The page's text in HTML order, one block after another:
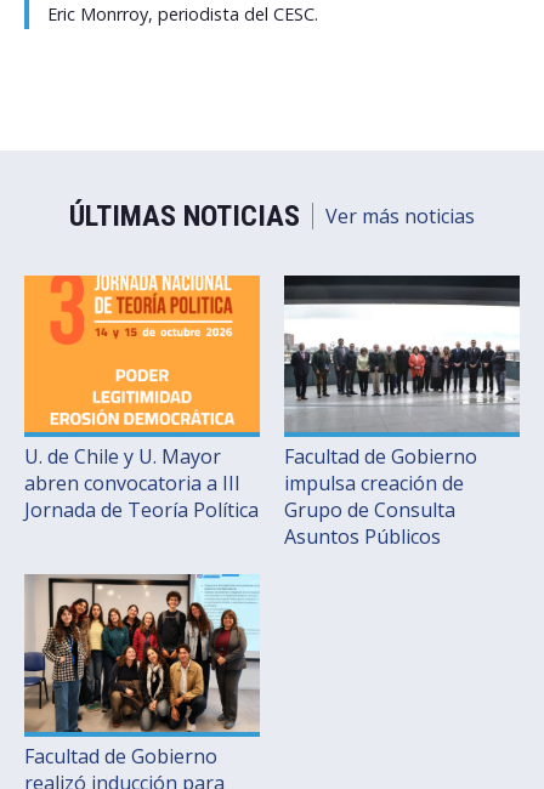
Eric Monrroy, periodista del CESC.
ÚLTIMAS NOTICIAS Ver más noticias
U. de Chile y U. Mayor
abren convocatoria a III
Jornada de Teoría Política
Facultad de Gobierno
impulsa creación de
Grupo de Consulta
Asuntos Públicos
Facultad de Gobierno
realizó inducción para